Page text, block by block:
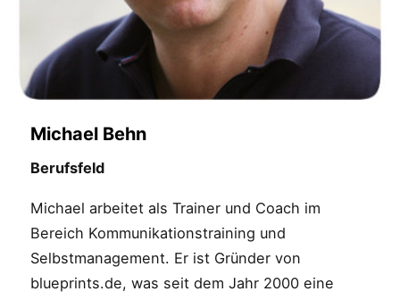
Michael Behn
Berufsfeld
Michael arbeitet als Trainer und Coach im
Bereich Kommunikationstraining und
Selbstmanagement. Er ist Gründer von
blueprints.de, was seit dem Jahr 2000 eine